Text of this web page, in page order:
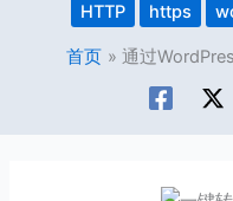
HTTP https
首页 通过